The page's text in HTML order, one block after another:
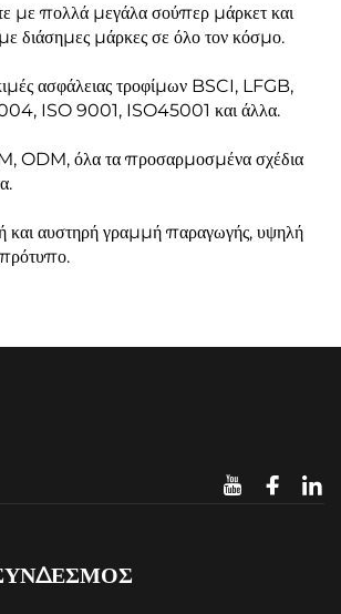
με πολλά μεγάλα σούπερ μάρκετ και
διάσημες μάρκες σε όλο τον κόσμο.
ασφάλειας τροφίμων BSCI, LFGB,
ISO 9001, ISO45001 και άλλα.
ODM, όλα τα προσαρμοσμένα σχέδια
και αυστηρή γραμμή παραγωγής, υψηλή